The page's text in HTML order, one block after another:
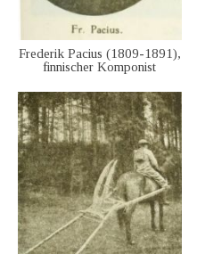
Frederik Pacius (1809-1891),
finnischer Komponist